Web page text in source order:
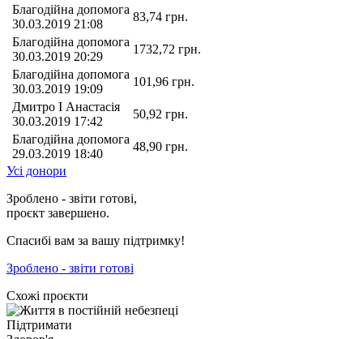
Благодійна допомога
30.03.2019 21:08
83,74 грн.
Благодійна допомога
30.03.2019 20:29
1732,72 грн.
Благодійна допомога
30.03.2019 19:09
101,96 грн.
Дмитро І Анастасія
30.03.2019 17:42
50,92 грн.
Благодійна допомога
29.03.2019 18:40
48,90 грн.
Усі донори
Зроблено - звіти готові,
проєкт завершено.
Спасибі вам за вашу підтримку!
Зроблено - звіти готові
Схожі проєкти
Підтримати